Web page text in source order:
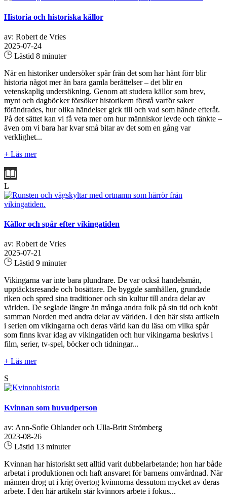
Historia och historiska källor
av: Robert de Vries
2025-07-24
Lästid 8 minuter
När en historiker undersöker spår från det som har hänt förr blir
historia något mer än bara gamla berättelser – det blir en
vetenskaplig undersökning. Genom att studera källor som brev,
mynt och dagböcker försöker historikern förstå varför saker
förändrades, hur olika händelser gick till och vad som hände efteråt.
På det sättet kan vi få veta mer om hur människor levde och tänkte –
även om vi bara har kvar små bitar av det som en gång var
verklighet...
+ Läs mer
L
Källor och spår efter vikingatiden
av: Robert de Vries
2025-07-21
Lästid 9 minuter
Vikingarna var inte bara plundrare. De var också handelsmän,
upptäcktsresande och bosättare. De byggde samhällen, grundade
riken och spred sina traditioner och sin kultur till andra delar av
världen. De seglade längre än många andra folk på sin tid och knöt
samman Norden med andra delar av världen. I den här sista artikeln
i serien om vikingarna och deras värld kan du läsa om vilka spår
som finns kvar idag av vikingatiden och hur vikingarna beskrivs i
film, serier, tv-spel, böcker och tidningar...
+ Läs mer
S
Kvinnan som huvudperson
av: Ann-Sofie Ohlander och Ulla-Britt Strömberg
2023-08-26
Lästid 13 minuter
Kvinnan har historiskt sett alltid varit dubbelarbetande; hon har både
arbetat i produktionen och haft ansvaret för barnens omvårdnad. När
männen drog ut i krig övertog kvinnorna dessutom mycket av deras
arbete. I den här artikeln står kvinnors arbete i fokus...